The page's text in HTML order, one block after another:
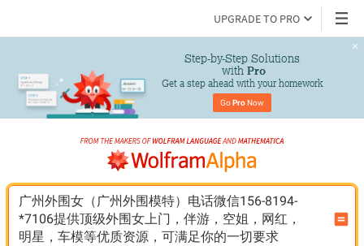
UPGRADE TO PRO
Step-by-Step Solutions
with Pro
Get a step ahead with your homework
Go Pro Now
广州外围女（广州外围模特）电话微信156-8194-
*7106提供顶级外围女上门，伴游，空姐，网红，
明星，车模等优质资源，可满足你的一切要求